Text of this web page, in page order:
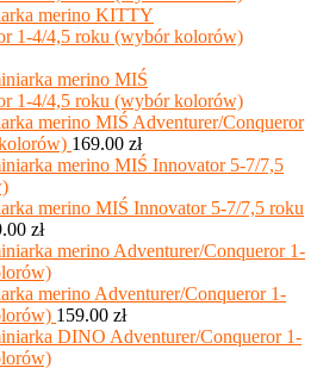
merino KITTY
1-4/4,5 roku (wybór kolorów)
merino MIŚ Adventurer/Conqueror
169.00 zł
merino MIŚ Innovator 5-7/7,5 roku
zł
merino Adventurer/Conqueror 1-
159.00 zł